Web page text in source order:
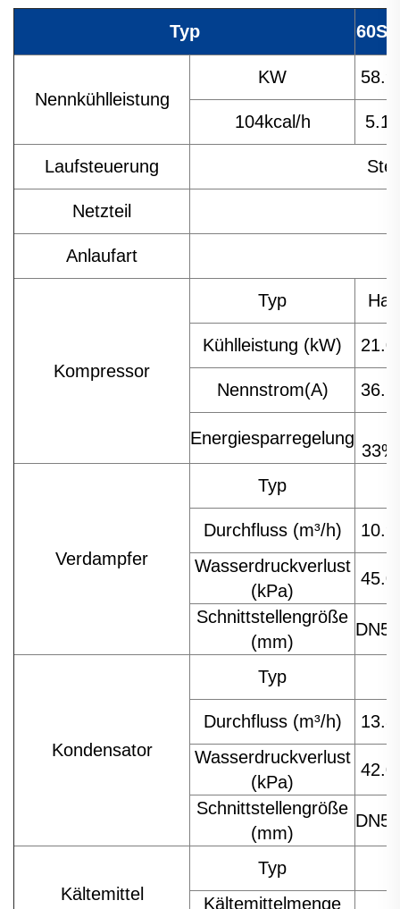
Typ 60SX
Nennkühlleistung
KW 58.9
104kcal/h 5.1
Laufsteuerung
Netzteil
Anlaufart
Kompressor
Typ
Kühlleistung (kW) 21.0
Nennstrom(A) 36.6
Energiesparregelung
Verdampfer
Typ
Durchfluss (m³/h)
10.9
Wasserdruckverlust
(kPa)
45.0
Schnittstellengröße
(mm)
DN50
Kondensator
Typ
Durchfluss (m³/h)
13.8
Wasserdruckverlust
(kPa)
42.0
Schnittstellengröße
(mm)
DN50
Kältemittel
Typ
Kältemittelmenge